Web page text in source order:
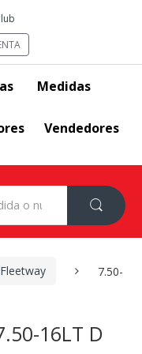
Medidas
Vendedores
Fleetway
7.50-
16LT D